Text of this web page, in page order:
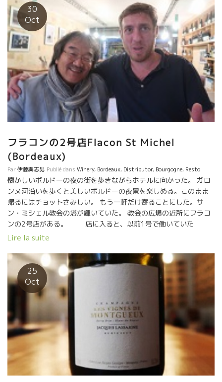
いる。思い切って開けました。 当時、メドックで補糖を全くしない
11.5度ぐらいしかならなかった。 酸もタップリあり、まだ若々しさ
る。 チョット、開くまで時間がかかりそう。
30
Oct
フラコンの2号店Flacon St Michel
(Bordeaux)
Par伊藤與志男 Publié dans Winery, Bordeaux, Distributor, Bourgogne, Resto
懐かしいボルドーの夜の街を歩きながらホテルに向かった。 ガロ
ンヌ河沿いを歩くと美しいボルドーの夜景を楽しめる。このまま
帰るにはチョットさみしい。 もう一軒だけ寄ることにした。サ
ン・ミシェル教会の塔が輝いていた。 教会の広場の近所にフラコ
ンの2号店がある。 店に入ると、以前1号で働いていた
ThomasトマとValérieヴァレリが頑張っていた。 こちらの方は店
いる美味しそうなワインがズラリと並んでいる。勿論フランス中
のワイン、スペインも置いてある。 スペースがあるのでより解放
感がある。 トマはずっとパリのヴェール・ヴォーレVerre Voléで
働いていたから顔見知り。 ここでの再会が嬉しい。 ここではビス
トロ料理もメニューに揃っている。 店内に元気にグイグイ飲んで
いる若者のグループがいた。その中の一人がどこかで見たことが
ある。 お互いに顔を見合わせて、笑った。顔は知っているけど名
前がでてこない。 パリのビストロで会った顔だ。 ブラインドテー
スティングをやっていたので参加した。 見事に外した。 強烈なミ
ネラルのJulien Guillotのワインだった。 ミネラルが旨味をカバ
ーしてしまう程の強さだった。出方が石灰っぽくなかった。 ウー
ン、残念。でも本当に美味しいワインだ！ 後のメンバーは、
Lire la suite
25
Oct